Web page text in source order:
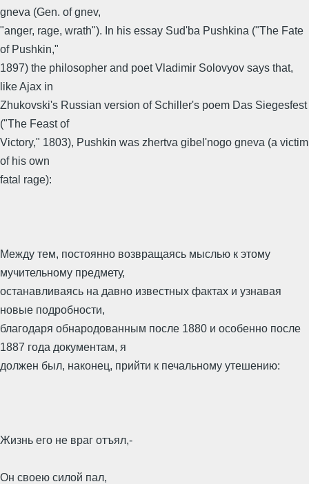
gneva (Gen. of gnev,
"anger, rage, wrath"). In his essay Sud'ba Pushkina ("The Fate
of Pushkin,"
1897) the philosopher and poet Vladimir Solovyov says that,
like Ajax in
Zhukovski's Russian version of Schiller's poem Das Siegesfest
("The Feast of
Victory," 1803), Pushkin was zhertva gibel'nogo gneva (a victim
of his own
fatal rage):
Между тем, постоянно возвращаясь мыслью к этому
мучительному предмету,
останавливаясь на давно известных фактах и узнавая
новые подробности,
благодаря обнародованным после 1880 и особенно после
1887 года документам, я
должен был, наконец, прийти к печальному утешению:
Жизнь его не враг отъял,-
Он своею силой пал,